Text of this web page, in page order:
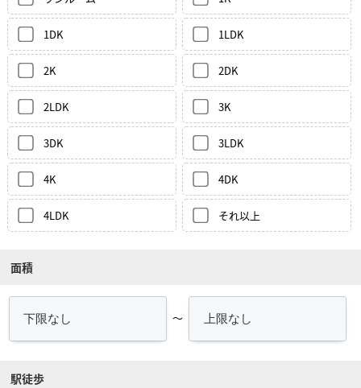
1DK 1LDK
2K 2DK
2LDK 3K
3DK 3LDK
4K 4DK
4LDK それ以上
面積
～
駅徒歩